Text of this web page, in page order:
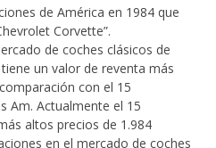
de América en 1984 que
Corvette”.
de coches clásicos de
un valor de reventa más
con el 15
Am. Actualmente el 15
altos precios de 1.984
en el mercado de coches